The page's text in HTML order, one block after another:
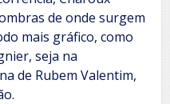
de onde surgem
mais gráfico, como
seja na
de Rubem Valentim,